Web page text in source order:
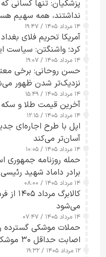
پزشکیان: تنها کسانی که
نداشتند، همه سهیم
۱۴ مرداد ۱۴۰۵ / ۱۹:۴۷
آمریکا تحریم فلای
کرد؛ واشنگتن: سیاست
۱۴ مرداد ۱۴۰۵ / ۱۹:۰۷
حسن روحانی: برخی
نزدیک‌تر شدن ظهور
۱۴ مرداد ۱۴۰۵ / ۱۵:۴۹
آخرین قیمت طلا و سکه در 14 مرداد+
۱۴ مرداد ۱۴۰۵ / ۱۲:۱۵
اپل با طرح اجاره‌ای
آسان‌تر می‌کند
۱۴ مرداد ۱۴۰۵ / ۱۰:۰۵
حمله روزنامه جمهوری
برادر داماد شهید رئیسی
۱۴ مرداد ۱۴۰۵ / ۰۸:۰۰
می‌شود
۱۴ مرداد ۱۴۰۵ / ۰۷:۴۷
حملات موشکی گسترده
اصابت حداقل ۳۰ موشک بالستیک+ ویدیو
۱۲ مرداد ۱۴۰۵ / ۱۹:۳۲